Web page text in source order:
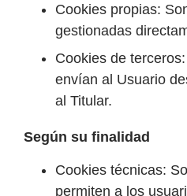
Cookies propias:
gestionadas
Cookies de
envían al Usuario
al Titular.
Según su finalidad
Cookies técnicas:
permiten a los